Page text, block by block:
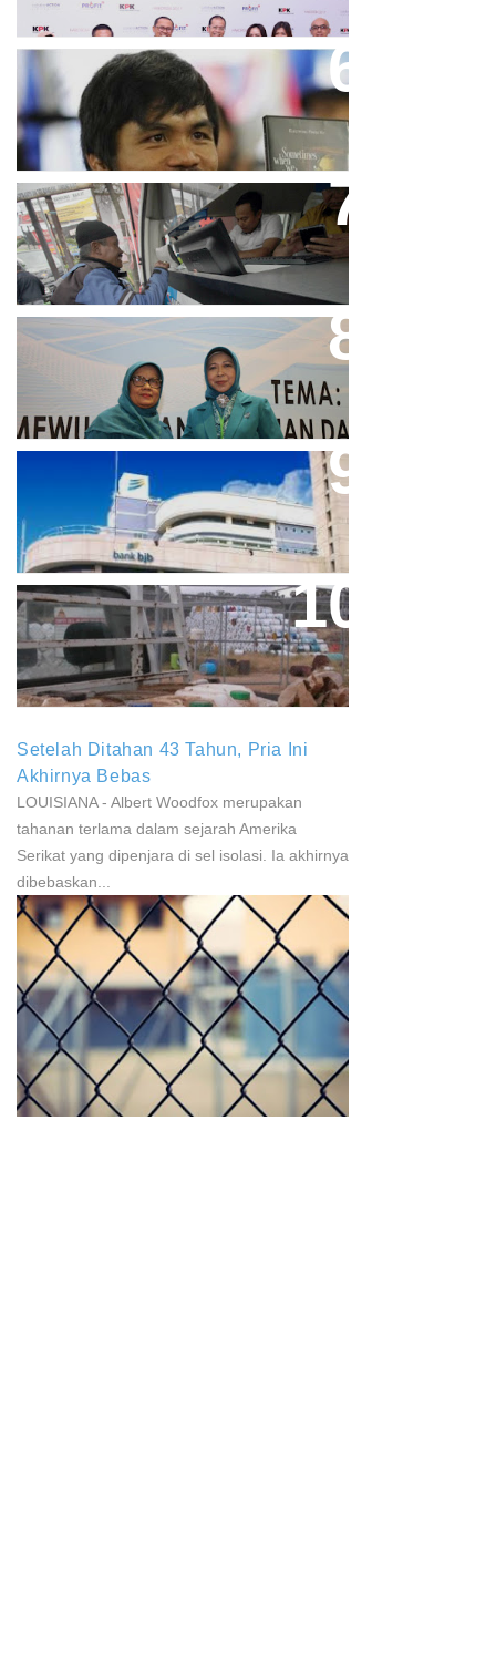
Dicibir Di Medsos, Manny
Pacquiao Tegaskan Pendirian
Tolak LGBT
Bjb T Samsat Manjakan Nasabah
Dalam Bayar Pajak Kendaraan
Perpres No.99/2017 Bisa Jadi
Acuan Semangat Pengabdian
Aher Minta Pemerintah Pusat
Masukan Kembali BJB Sebagai
Penyalur KUR
Paparan Pestisida Sebabkan
Parkinson Dan Kanker
Setelah Ditahan 43 Tahun, Pria Ini
Akhirnya Bebas
LOUISIANA - Albert Woodfox merupakan
tahanan terlama dalam sejarah Amerika
Serikat yang dipenjara di sel isolasi. Ia akhirnya
dibebaskan...